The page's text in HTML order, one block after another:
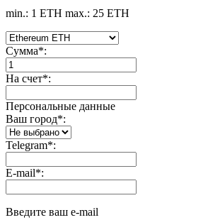
min.: 1 ETH max.: 25 ETH
Сумма*:
На счет*:
Персональные данные
Ваш город*:
Telegram*:
E-mail*:
Введите ваш e-mail